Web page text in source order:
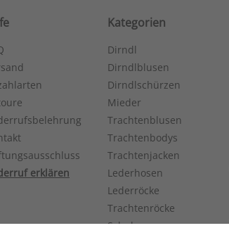
erklären
Kategorien
Dirndl
Dirndlblusen
Dirndlschürzen
Mieder
Trachtenblusen
Trachtenbodys
Trachtenjacken
Lederhosen
Lederröcke
Trachtenröcke
Schuhe